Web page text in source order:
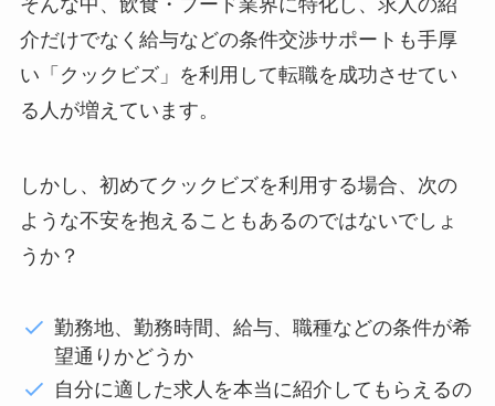
介だけでなく給与などの条件交渉サポートも手厚
い「クックビズ」を利用して転職を成功させてい
る人が増えています。
しかし、初めてクックビズを利用する場合、次の
ような不安を抱えることもあるのではないでしょ
うか？
勤務地、勤務時間、給与、職種などの条件が希
望通りかどうか
自分に適した求人を本当に紹介してもらえるの